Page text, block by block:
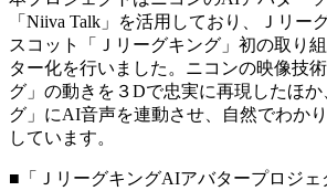
「Niiva Talk」を活用しており、Ｊリー
スコット「Ｊリーグキング」初の取り
ター化を行いました。ニコンの映像技
グ」の動きを３Dで忠実に再現したほ
グ」にAI音声を連動させ、自然でわか
しています。
■「ＪリーグキングAIアバタープロジェ